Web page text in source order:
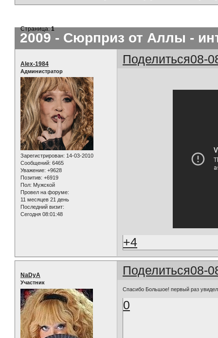
2009 - Сюрприз от Аллы -
Страница:1
Поделиться08-
Alex-1984
Администратор
Зарегистрирован: 14-03-2010
Сообщений: 6465
Уважение: +9628
Позитив: +6919
Пол: Мужской
Провел на форуме:
11 месяцев 21 день
Последний визит:
Сегодня 08:01:48
+4
Поделиться08-
NaDyA
Участник
Спасибо Большое! первый раз
0